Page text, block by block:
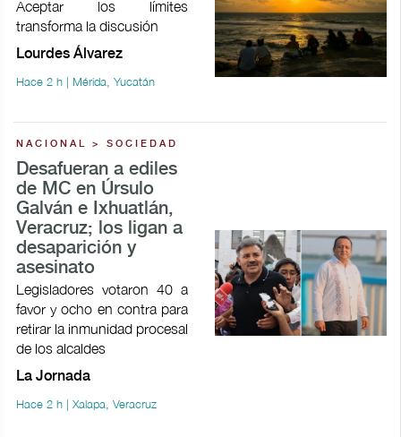
Aceptar los límites
transforma la discusión
Lourdes Álvarez
Hace 2 h | Mérida, Yucatán
NACIONAL > SOCIEDAD
Desafueran a ediles
de MC en Úrsulo
Galván e Ixhuatlán,
Veracruz; los ligan a
desaparición y
asesinato
Legisladores votaron 40 a
favor y ocho en contra para
retirar la inmunidad procesal
de los alcaldes
La Jornada
Hace 2 h | Xalapa, Veracruz